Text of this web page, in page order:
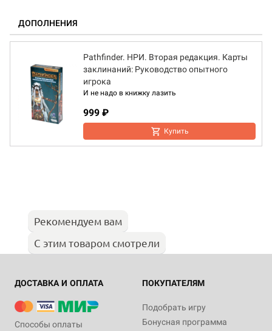
ДОПОЛНЕНИЯ
Pathfinder. НРИ. Вторая редакция. Карты
заклинаний: Руководство опытного
игрока
И не надо в книжку лазить
999 ₽
Купить
Рекомендуем вам
С этим товаром смотрели
ДОСТАВКА И ОПЛАТА
Способы оплаты
ПОКУПАТЕЛЯМ
Подобрать игру
Бонусная программа